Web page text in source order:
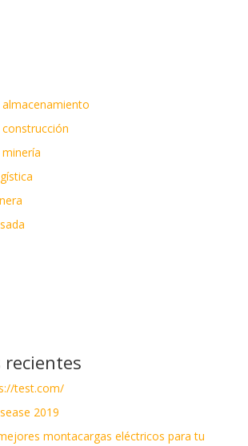
recientes
test.com/
2019
montacargas eléctricos para tu